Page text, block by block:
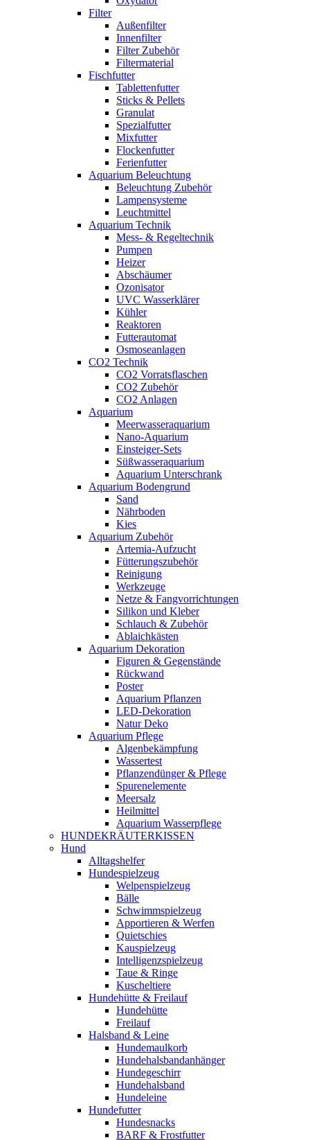
Filter
Außenfilter
Innenfilter
Filter Zubehör
Filtermaterial
Fischfutter
Tablettenfutter
Sticks & Pellets
Granulat
Spezialfutter
Mixfutter
Flockenfutter
Ferienfutter
Aquarium Beleuchtung
Beleuchtung Zubehör
Lampensysteme
Leuchtmittel
Aquarium Technik
Mess- & Regeltechnik
Pumpen
Heizer
Abschäumer
Ozonisator
UVC Wasserklärer
Kühler
Reaktoren
Futterautomat
Osmoseanlagen
CO2 Technik
CO2 Vorratsflaschen
CO2 Zubehör
CO2 Anlagen
Aquarium
Meerwasseraquarium
Nano-Aquarium
Einsteiger-Sets
Süßwasseraquarium
Aquarium Unterschrank
Aquarium Bodengrund
Sand
Nährboden
Kies
Aquarium Zubehör
Artemia-Aufzucht
Fütterungszubehör
Reinigung
Werkzeuge
Netze & Fangvorrichtungen
Silikon und Kleber
Schlauch & Zubehör
Ablaichkästen
Aquarium Dekoration
Figuren & Gegenstände
Rückwand
Poster
Aquarium Pflanzen
LED-Dekoration
Natur Deko
Aquarium Pflege
Algenbekämpfung
Wassertest
Pflanzendünger & Pflege
Spurenelemente
Meersalz
Heilmittel
Aquarium Wasserpflege
HUNDEKRÄUTERKISSEN
Hund
Alltagshelfer
Hundespielzeug
Welpenspielzeug
Bälle
Schwimmspielzeug
Apportieren & Werfen
Quietschies
Kauspielzeug
Intelligenzspielzeug
Taue & Ringe
Kuscheltiere
Hundehütte & Freilauf
Hundehütte
Freilauf
Halsband & Leine
Hundemaulkorb
Hundehalsbandanhänger
Hundegeschirr
Hundehalsband
Hundeleine
Hundefutter
Hundesnacks
BARF & Frostfutter